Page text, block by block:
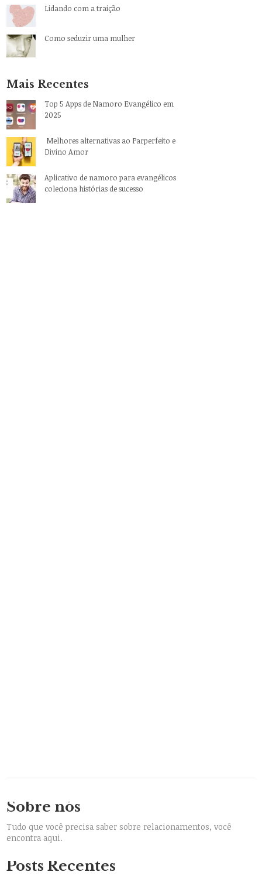
Lidando com a traição
Como seduzir uma mulher
Mais Recentes
Top 5 Apps de Namoro Evangélico em
2025
Melhores alternativas ao Parperfeito e
Divino Amor
Aplicativo de namoro para evangélicos
coleciona histórias de sucesso
Sobre nós
Tudo que você precisa saber sobre relacionamentos, você
encontra aqui.
Posts Recentes